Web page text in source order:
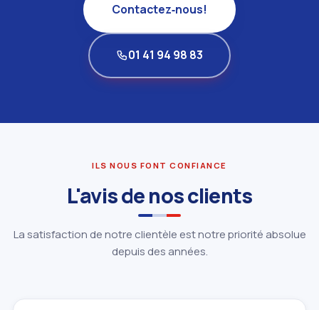
Contactez‑nous!
01 41 94 98 83
ILS NOUS FONT CONFIANCE
L'avis de nos clients
La satisfaction de notre clientèle est notre priorité absolue
depuis des années.